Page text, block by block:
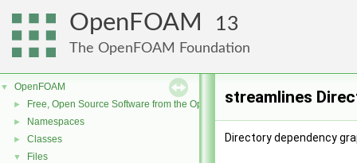
OpenFOAM 13
The OpenFOAM Foundation
▼ OpenFOAM
► Free, Open Source Software from the OpenFOAM Foundation
► Namespaces
► Classes
▼ Files
streamlines
Directory dependency